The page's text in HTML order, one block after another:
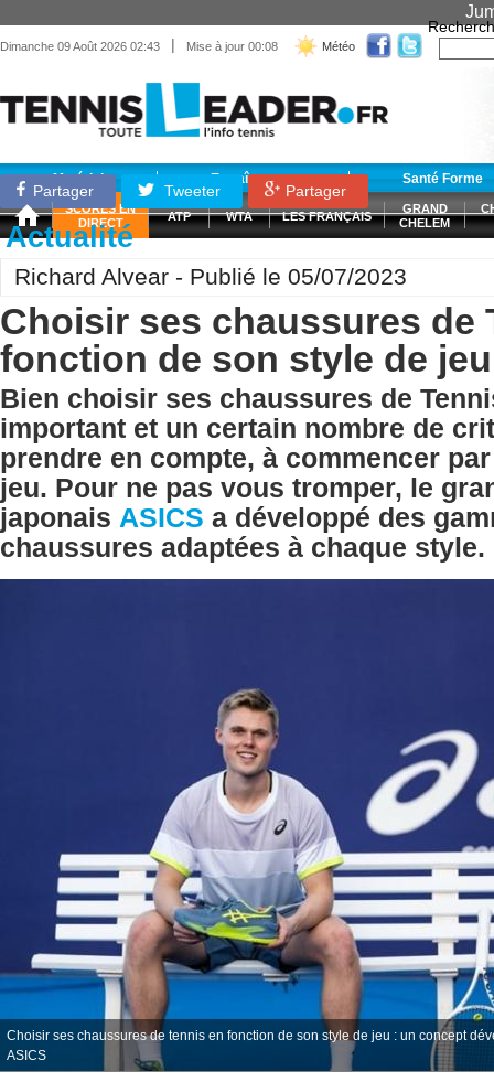
Dimanche 09 Août 2026 02:43 | Mise à jour 00:08 Météo
Matériel Entraînement Santé Forme
SCORES EN
DIRECT
ATP WTA LES FRANÇAIS
GRAND
CHELEM
Partager Tweeter Partager
Actualité
Richard Alvear - Publié le 05/07/2023
Choisir ses chaussures de
fonction de son style de
Bien choisir ses chaussures de
important et un certain nombre de
prendre en compte, à commencer
jeu. Pour ne pas vous tromper, le
japonais ASICS a développé des
chaussures adaptées à chaque style.
Choisir ses chaussures de tennis en fonction de son style de jeu : un concept
ASICS